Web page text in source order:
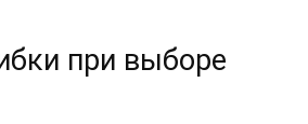
при выборе